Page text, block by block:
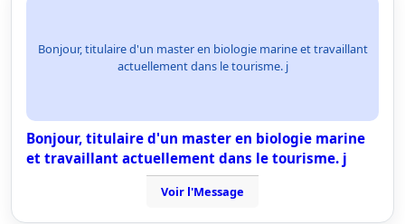
Bonjour, titulaire d'un master en biologie marine et travaillant
actuellement dans le tourisme. j
Bonjour, titulaire d'un master en biologie marine
et travaillant actuellement dans le tourisme. j
Voir l'Message